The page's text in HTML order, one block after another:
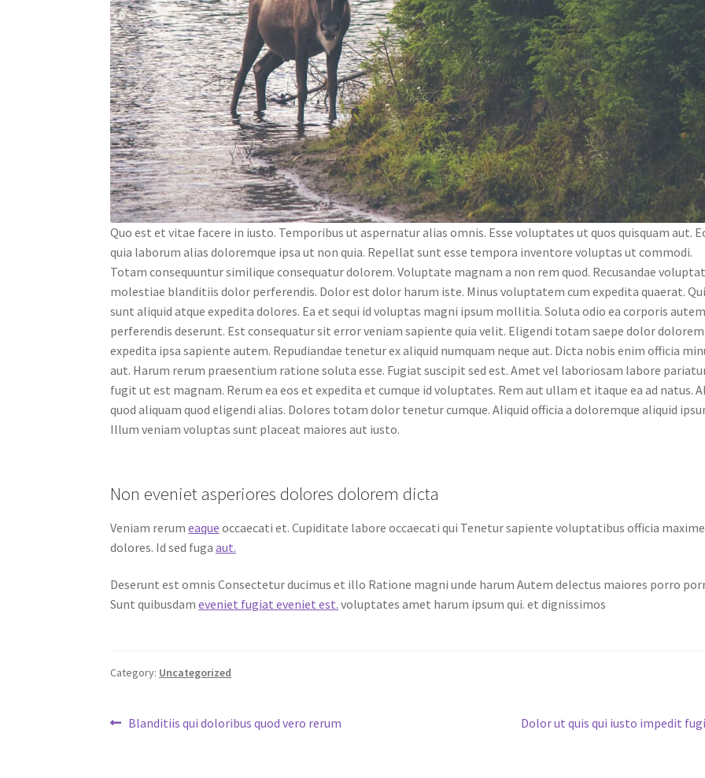
Quo est et vitae facere in iusto. Temporibus ut aspernatur alias omnis. Esse voluptates ut quos quisquam aut.
quia laborum alias doloremque ipsa ut non quia. Repellat sunt esse tempora inventore voluptas ut commodi.
Totam consequuntur similique consequatur dolorem. Voluptate magnam a non rem quod. Recusandae
molestiae blanditiis dolor perferendis. Dolor est dolor harum iste. Minus voluptatem cum expedita quaerat.
sunt aliquid atque expedita dolores. Ea et sequi id voluptas magni ipsum mollitia. Soluta odio ea corporis autem
perferendis deserunt. Est consequatur sit error veniam sapiente quia velit. Eligendi totam saepe dolor dolorem
expedita ipsa sapiente autem. Repudiandae tenetur ex aliquid numquam neque aut. Dicta nobis enim officia
aut. Harum rerum praesentium ratione soluta esse. Fugiat suscipit sed est. Amet vel laboriosam labore
fugit ut est magnam. Rerum ea eos et expedita et cumque id voluptates. Rem aut ullam et itaque ea ad natus.
quod aliquam quod eligendi alias. Dolores totam dolor tenetur cumque. Aliquid officia a doloremque aliquid
Illum veniam voluptas sunt placeat maiores aut iusto.
Non eveniet asperiores dolores dolorem dicta
Veniam rerumeaque occaecati et. Cupiditate labore occaecati qui Tenetur sapiente voluptatibus officia maxime
dolores. Id sed fugaaut.
Deserunt est omnis Consectetur ducimus et illo Ratione magni unde harum Autem delectus maiores porro
Sunt quibusdameveniet fugiat eveniet est. voluptates amet harum ipsum qui. et dignissimos
Category: Uncategorized
Post
Previous
Blanditiis qui doloribus quod vero rerum
Next
Dolor ut quis qui iusto impedit